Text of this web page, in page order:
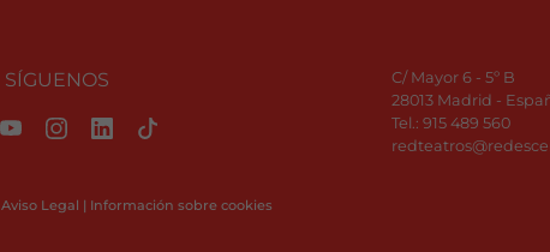
SÍGUENOS
C/ Mayor 6 - 5º B
28013 Madrid -
Tel.: 915 489 560
Aviso Legal | Información sobre cookies